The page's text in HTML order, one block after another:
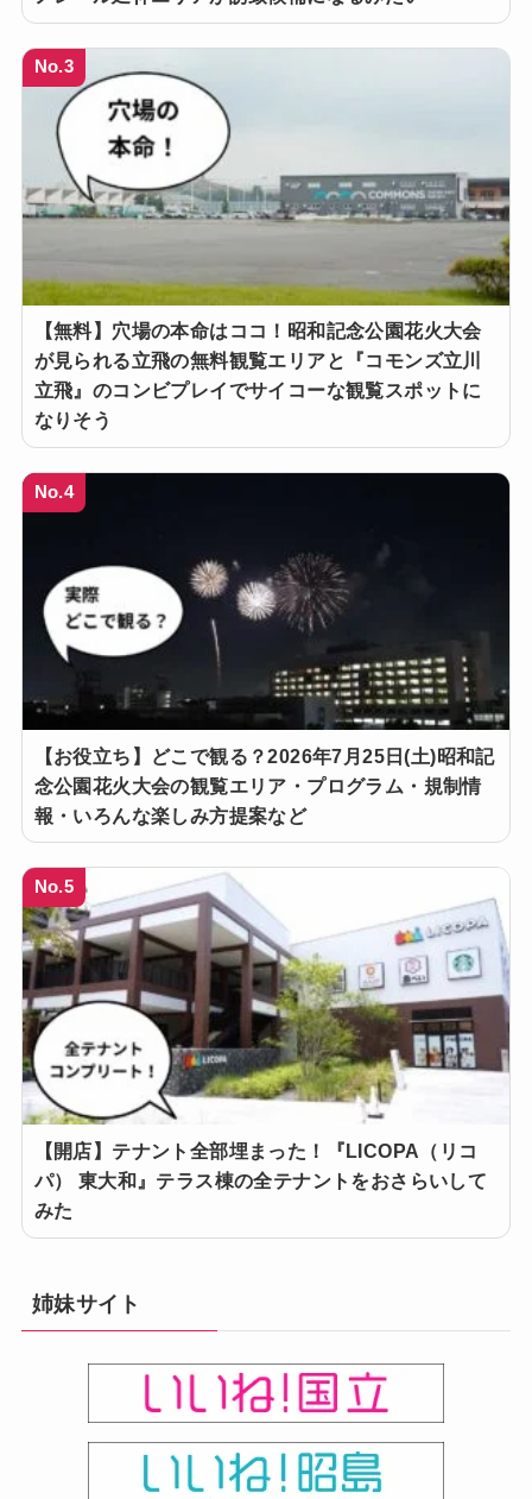
No.3
【無料】穴場の本命はココ！昭和記念公園花火大会
が見られる立飛の無料観覧エリアと『コモンズ立川
立飛』のコンビプレイでサイコーな観覧スポットに
なりそう
No.4
【お役立ち】どこで観る？2026年7月25日(土)昭和記
念公園花火大会の観覧エリア・プログラム・規制情
報・いろんな楽しみ方提案など
No.5
【開店】テナント全部埋まった！『LICOPA（リコ
パ） 東大和』テラス棟の全テナントをおさらいして
みた
姉妹サイト